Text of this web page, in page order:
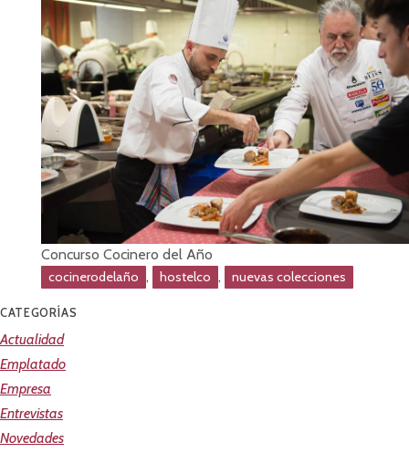
Concurso Cocinero del Año
cocinerodelaño , hostelco , nuevas colecciones
CATEGORÍAS
Actualidad
Emplatado
Empresa
Entrevistas
Novedades